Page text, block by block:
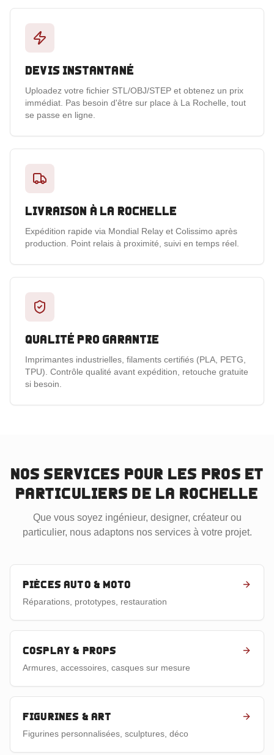
Devis instantané
Uploadez votre fichier STL/OBJ/STEP et obtenez un prix
immédiat. Pas besoin d'être sur place à La Rochelle, tout
se passe en ligne.
Livraison à La Rochelle
Expédition rapide via Mondial Relay et Colissimo après
production. Point relais à proximité, suivi en temps réel.
Qualité pro garantie
Imprimantes industrielles, filaments certifiés (PLA, PETG,
TPU). Contrôle qualité avant expédition, retouche gratuite
si besoin.
Nos services pour les pros et
particuliers de La Rochelle
Que vous soyez ingénieur, designer, créateur ou
particulier, nous adaptons nos services à votre projet.
Pièces auto & moto
Réparations, prototypes, restauration
Cosplay & props
Armures, accessoires, casques sur mesure
Figurines & art
Figurines personnalisées, sculptures, déco